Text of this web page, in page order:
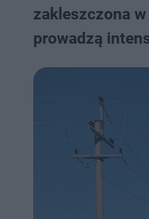
zakleszczona
prowadzą